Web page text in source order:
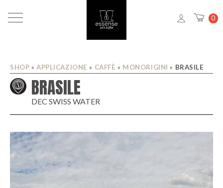
0
SHOP » APPLICAZIONE » CAFFÈ » MONORIGINI » BRASILE
BRASILE
DEC SWISS WATER